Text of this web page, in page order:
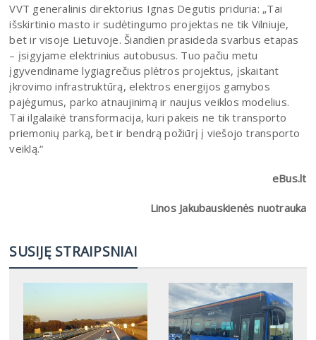
VVT generalinis direktorius Ignas Degutis priduria: „Tai
išskirtinio masto ir sudėtingumo projektas ne tik Vilniuje,
bet ir visoje Lietuvoje. Šiandien prasideda svarbus etapas
– įsigyjame elektrinius autobusus. Tuo pačiu metu
įgyvendiname lygiagrečius plėtros projektus, įskaitant
įkrovimo infrastruktūrą, elektros energijos gamybos
pajėgumus, parko atnaujinimą ir naujus veiklos modelius.
Tai ilgalaikė transformacija, kuri pakeis ne tik transporto
priemonių parką, bet ir bendrą požiūrį į viešojo transporto
veiklą.“
eBus.lt
Linos Jakubauskienės nuotrauka
SUSIJĘ STRAIPSNIAI